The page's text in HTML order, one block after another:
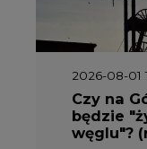
2026-08-01
Czy na
będzie
węglu"?